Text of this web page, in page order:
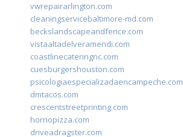
vwrepairarlington.com
cleaningservicebaltimore-md.com
beckslandscapeandfence.com
vistaaltadelveramendi.com
coastlinecateringnc.com
cuesburgershouston.com
psicologiaespecializadaencampeche.com
dmtacos.com
crescentstreetprinting.com
hornopizza.com
driveadragster.com